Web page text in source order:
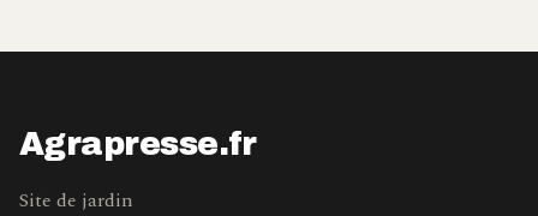
Agrapresse.fr
Site de jardin